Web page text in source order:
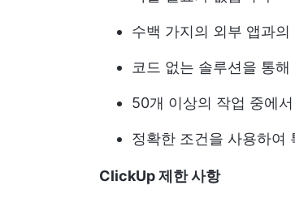
수백 가지의 외부 앱과
코드 없는 솔루션을 통
50개 이상의 작업 중에
정확한 조건을 사용하여
ClickUp 제한 사항